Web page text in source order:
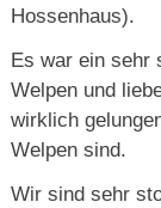
Hossenhaus).
Es war ein sehr
Welpen und
wirklich
Welpen sind.
Wir sind sehr